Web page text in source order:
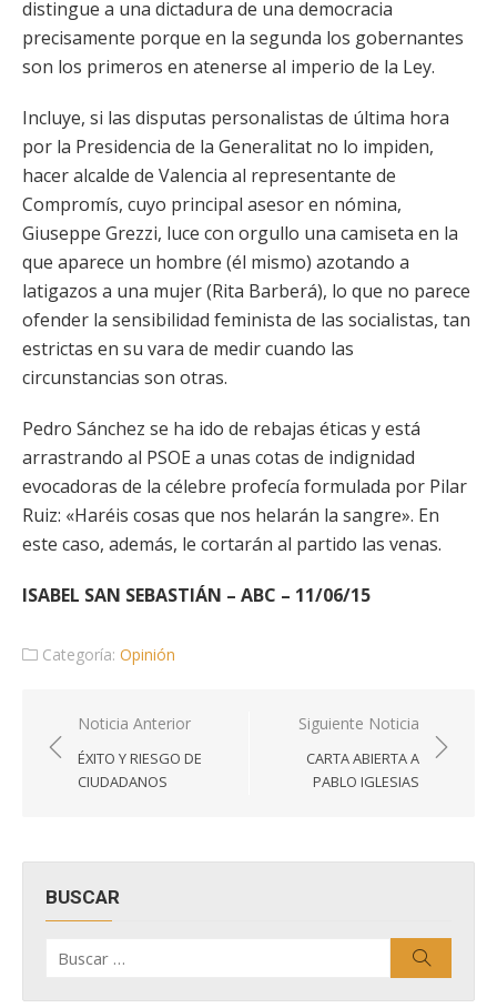
distingue a una dictadura de una democracia
precisamente porque en la segunda los gobernantes
son los primeros en atenerse al imperio de la Ley.
Incluye, si las disputas personalistas de última hora
por la Presidencia de la Generalitat no lo impiden,
hacer alcalde de Valencia al representante de
Compromís, cuyo principal asesor en nómina,
Giuseppe Grezzi, luce con orgullo una camiseta en la
que aparece un hombre (él mismo) azotando a
latigazos a una mujer (Rita Barberá), lo que no parece
ofender la sensibilidad feminista de las socialistas, tan
estrictas en su vara de medir cuando las
circunstancias son otras.
Pedro Sánchez se ha ido de rebajas éticas y está
arrastrando al PSOE a unas cotas de indignidad
evocadoras de la célebre profecía formulada por Pilar
Ruiz: «Haréis cosas que nos helarán la sangre». En
este caso, además, le cortarán al partido las venas.
ISABEL SAN SEBASTIÁN – ABC – 11/06/15
Categoría: Opinión
Navegación
de
entradas
Noticia Anterior
ÉXITO Y RIESGO DE
CIUDADANOS
Siguiente Noticia
CARTA ABIERTA A
PABLO IGLESIAS
BUSCAR
por: